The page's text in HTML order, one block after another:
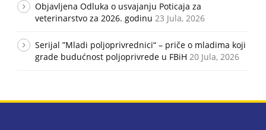
Objavljena Odluka o usvajanju Poticaja za
veterinarstvo za 2026. godinu 23 Jula, 2026
Serijal ”Mladi poljoprivrednici“ – priče o mladima koji
grade budućnost poljoprivrede u FBiH 20 Jula, 2026